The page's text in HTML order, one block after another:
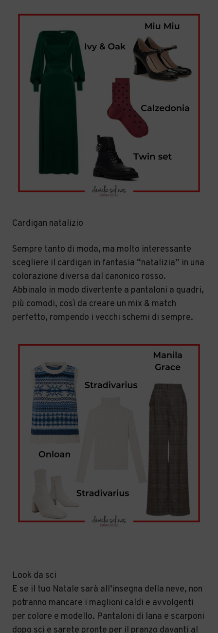
Cardigan natalizio
Sempre tanto di moda, ma molto interessante
scegliere il cardigan in fantasia “natalizia” in una
colorazione diversa dal canonico rosso.
Abbinalo in modo divertente a pantaloni a quadri,
più comodi, così da creare un mix & match
perfetto, rompendo i vecchi schemi di sempre.
Look da sci
E se il tuo Natale sarà all’insegna della neve, non
potranno mancare i maglioni caldi e avvolgenti
per colore e modello. Pantaloni di lana e scarponi
dopo sci e sarete pronte per il pranzo davanti al